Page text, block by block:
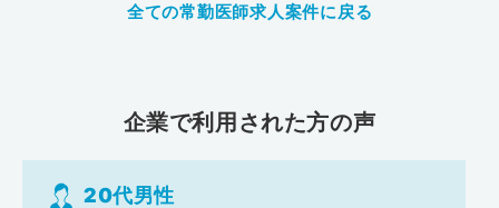
全ての常勤医師求人案件に戻る
企業で利用された方の声
20代男性